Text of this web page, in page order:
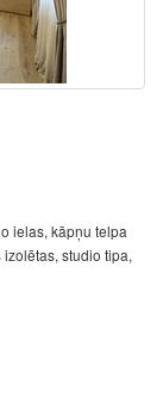
ielas, kāpņu telpa
studio tipa,